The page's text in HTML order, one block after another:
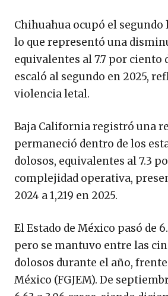
Chihuahua ocupó el segundo
lo que representó una
equivalentes al 7.7 por
escaló al segundo en 2025,
violencia letal.
Baja California registró una
permaneció dentro de los
dolosos, equivalentes al 7.3
complejidad operativa,
2024 a 1,219 en 2025.
El Estado de México pasó de
pero se mantuvo entre las
dolosos durante el año, frente
México (FGJEM). De